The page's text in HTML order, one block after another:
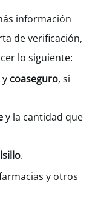
información
de verificación,
lo siguiente:
y coaseguro, si
y la cantidad que
.
y otros